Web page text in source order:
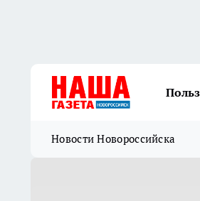
Новости Новороссийска